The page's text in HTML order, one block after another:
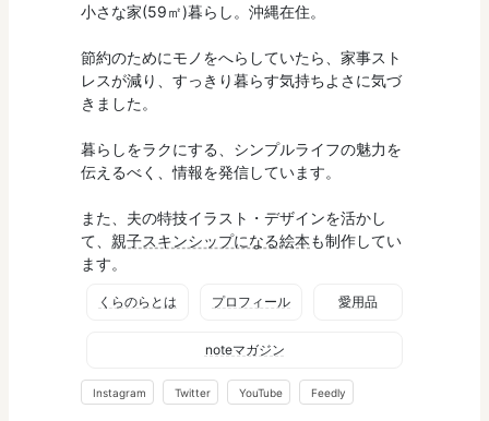
小さな家(59㎡)暮らし。沖縄在住。
節約のためにモノをへらしていたら、家事スト
レスが減り、すっきり暮らす気持ちよさに気づ
きました。
暮らしをラクにする、シンプルライフの魅力を
伝えるべく、情報を発信しています。
また、夫の特技イラスト・デザインを活かし
て、 親子スキンシップになる絵本も制作してい
ます。
くらのらとは プロフィール 愛用品
noteマガジン
Instagram Twitter YouTube Feedly